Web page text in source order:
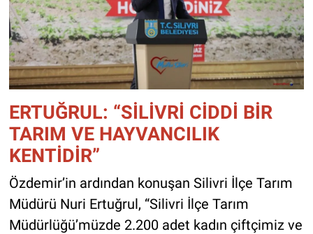
ERTUĞRUL: “SİLİVRİ CİDDİ BİR
TARIM VE HAYVANCILIK
KENTİDİR”
Özdemir’in ardından konuşan Silivri İlçe Tarım
Müdürü Nuri Ertuğrul, “Silivri İlçe Tarım
Müdürlüğü’müzde 2.200 adet kadın çiftçimiz ve